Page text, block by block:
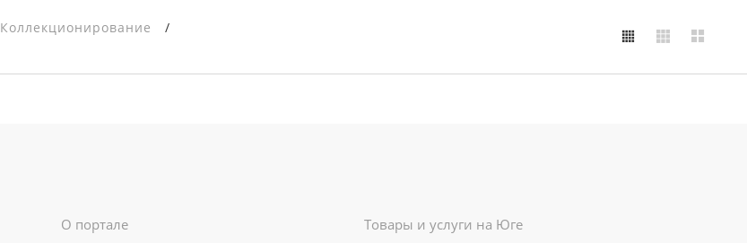
Коллекционирование
О портале Товары и услуги на Юге